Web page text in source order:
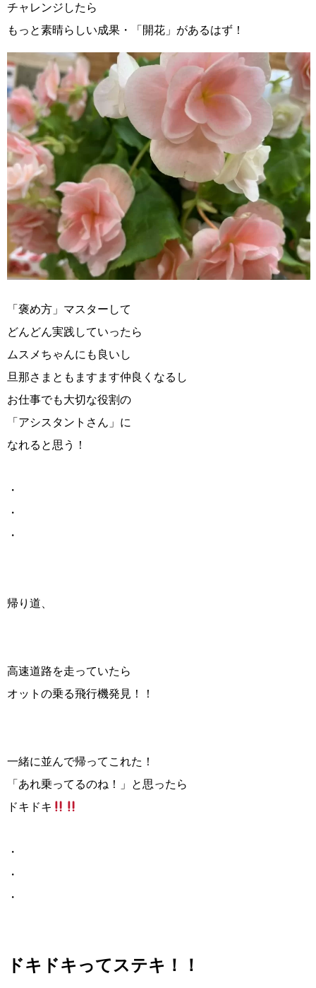
チャレンジしたら
もっと素晴らしい成果・「開花」があるはず！
「褒め方」マスターして
どんどん実践していったら
ムスメちゃんにも良いし
旦那さまともますます仲良くなるし
お仕事でも大切な役割の
「アシスタントさん」に
なれると思う！
・
・
・
帰り道、
高速道路を走っていたら
オットの乗る飛行機発見！！
一緒に並んで帰ってこれた！
「あれ乗ってるのね！」と思ったら
ドキドキ
・
・
・
ドキドキってステキ！！